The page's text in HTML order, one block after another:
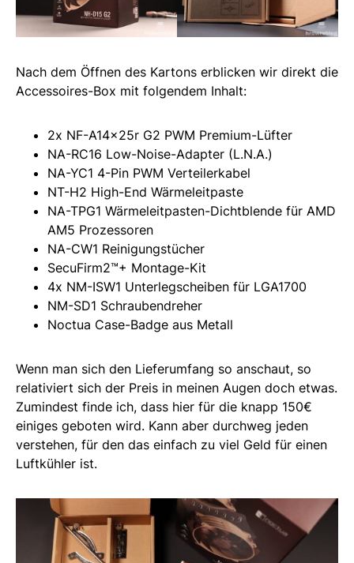
Nach dem Öffnen des Kartons erblicken wir direkt die
Accessoires-Box mit folgendem Inhalt:
2x NF-A14x25r G2 PWM Premium-Lüfter
NA-RC16 Low-Noise-Adapter (L.N.A.)
NA-YC1 4-Pin PWM Verteilerkabel
NT-H2 High-End Wärmeleitpaste
NA-TPG1 Wärmeleitpasten-Dichtblende für AMD
AM5 Prozessoren
NA-CW1 Reinigungstücher
SecuFirm2™+ Montage-Kit
4x NM-ISW1 Unterlegscheiben für LGA1700
NM-SD1 Schraubendreher
Noctua Case-Badge aus Metall
Wenn man sich den Lieferumfang so anschaut, so
relativiert sich der Preis in meinen Augen doch etwas.
Zumindest finde ich, dass hier für die knapp 150€
einiges geboten wird. Kann aber durchweg jeden
verstehen, für den das einfach zu viel Geld für einen
Luftkühler ist.